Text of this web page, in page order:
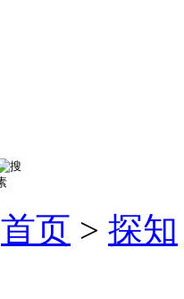
首页 > 探知